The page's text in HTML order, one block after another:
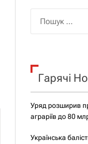
к
Гарячі
Уряд розширив
аграріїв до 80
Українська